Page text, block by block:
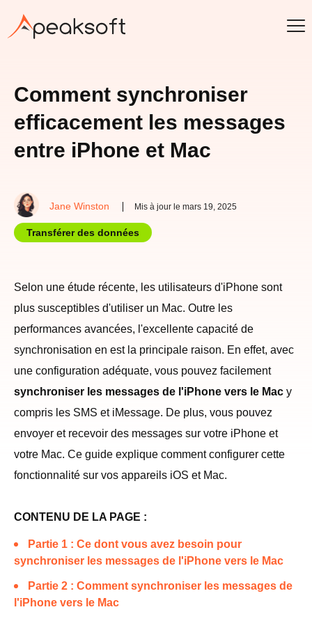
Comment synchroniser
efficacement les messages
entre iPhone et Mac
Jane Winston Mis à jour le mars 19, 2025
Transférer des données
Selon une étude récente, les utilisateurs d'iPhone sont
plus susceptibles d'utiliser un Mac. Outre les
performances avancées, l'excellente capacité de
synchronisation en est la principale raison. En effet, avec
une configuration adéquate, vous pouvez facilement
synchroniser les messages de l'iPhone vers le Mac y
compris les SMS et iMessage. De plus, vous pouvez
envoyer et recevoir des messages sur votre iPhone et
votre Mac. Ce guide explique comment configurer cette
fonctionnalité sur vos appareils iOS et Mac.
CONTENU DE LA PAGE :
Partie 1 : Ce dont vous avez besoin pour
synchroniser les messages de l'iPhone vers le Mac
Partie 2 : Comment synchroniser les messages de
l'iPhone vers le Mac